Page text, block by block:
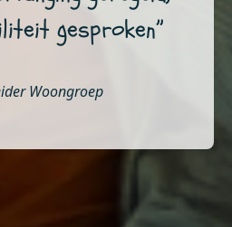
gesproken”
Woongroep